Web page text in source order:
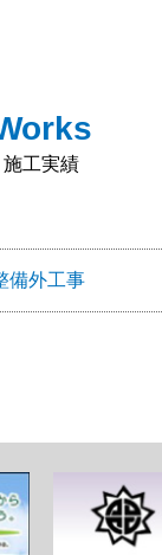
施工実績
備外工事